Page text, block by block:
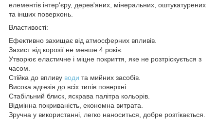
елементів інтер'єру, дерев'яних, мінеральних, оштукатурених
та інших поверхонь.
Властивості:
Ефективно захищає від атмосферних впливів.
Захист від корозії не менше 4 років.
Утворює еластичне і міцне покриття, яке не розтріскується з
часом.
Стійка до впливу води та мийних засобів.
Висока адгезія до всіх типів поверхні.
Стабільний блиск, яскрава палітра кольорів.
Відмінна покриваність, економна витрата.
Зручна у використанні, легко наноситься, добре розтікається.